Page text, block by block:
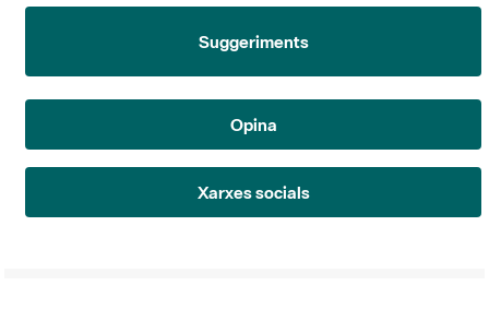
Suggeriments
Opina
Xarxes socials